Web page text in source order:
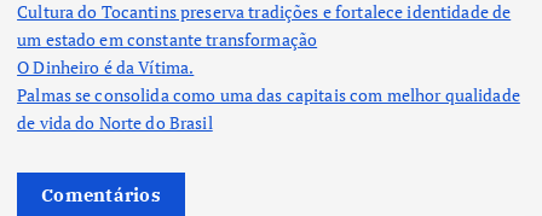
Cultura do Tocantins preserva tradições e fortalece identidade de
um estado em constante transformação
O Dinheiro é da Vítima.
Palmas se consolida como uma das capitais com melhor qualidade
de vida do Norte do Brasil
Comentários